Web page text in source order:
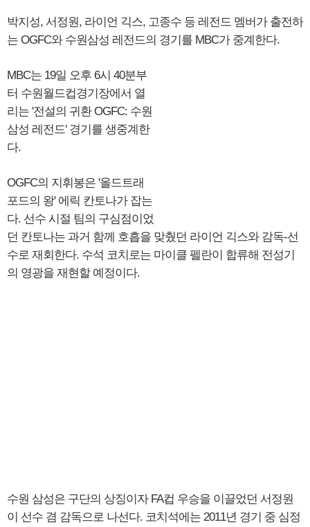
박지성, 서정원, 라이언 긱스, 고종수 등 레전드 멤버가 출전하
는 OGFC와 수원삼성 레전드의 경기를 MBC가 중계한다.
MBC는 19일 오후 6시 40분부
터 수원월드컵경기장에서 열
리는 '전설의 귀환 OGFC: 수원
삼성 레전드' 경기를 생중계한
다.
OGFC의 지휘봉은 '올드트래
포드의 왕' 에릭 칸토나가 잡는
다. 선수 시절 팀의 구심점이었
던 칸토나는 과거 함께 호흡을 맞췄던 라이언 긱스와 감독-선
수로 재회한다. 수석 코치로는 마이클 펠란이 합류해 전성기
의 영광을 재현할 예정이다.
수원 삼성은 구단의 상징이자 FA컵 우승을 이끌었던 서정원
이 선수 겸 감독으로 나선다. 코치석에는 2011년 경기 중 심정